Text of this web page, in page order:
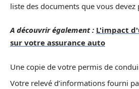
liste des documents que vous devez
A découvrir également : L'impact
sur votre assurance auto
Une copie de votre permis de
Votre relevé d’informations fourni